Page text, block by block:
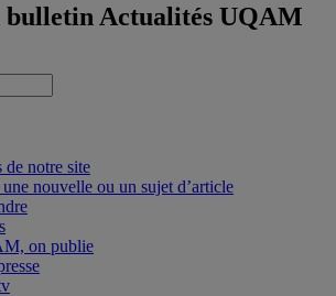
bulletin Actualités UQAM
de notre site
nouvelle ou un sujet d’article
on publie